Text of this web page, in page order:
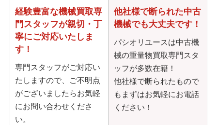
経験豊富な機械買取専
門スタッフが親切・丁
寧にご対応いたしま
す！
専門スタッフがご対応い
たしますので、ご不明点
がございましたらお気軽
にお問い合わせくださ
い。
他社様で断られた中古
機械でも大丈夫です！
パシオリユースは中古機
械の重量物買取専門スタ
ッフが多数在籍！
他社様で断られたもので
もまずはお気軽にお電話
ください！